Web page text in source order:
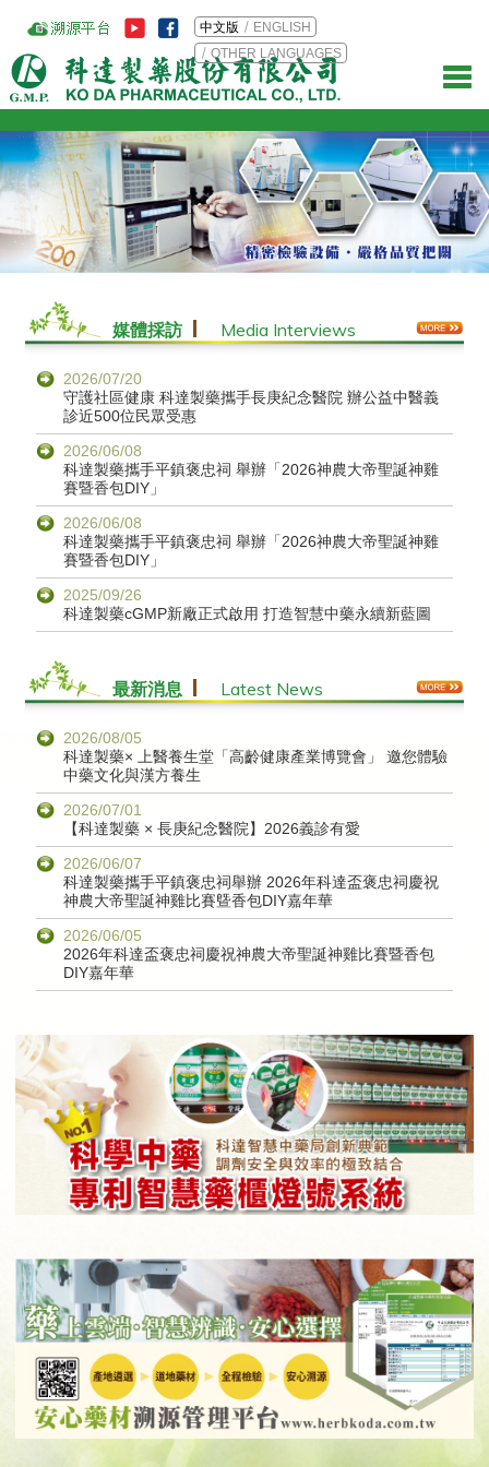
中文版
ENGLISH
OTHER LANGUAGES
媒體採訪 Media Interviews
2026/07/20
守護社區健康 科達製藥攜手長庚紀念醫院 辦公益中醫義
診近500位民眾受惠
2026/06/08
科達製藥攜手平鎮褒忠祠 舉辦「2026神農大帝聖誕神雞
賽暨香包DIY」
2026/06/08
科達製藥攜手平鎮褒忠祠 舉辦「2026神農大帝聖誕神雞
賽暨香包DIY」
2025/09/26
科達製藥cGMP新廠正式啟用 打造智慧中藥永續新藍圖
最新消息 Latest News
2026/08/05
科達製藥× 上醫養生堂「高齡健康產業博覽會」 邀您體驗
中藥文化與漢方養生
2026/07/01
【科達製藥 × 長庚紀念醫院】2026義診有愛
2026/06/07
科達製藥攜手平鎮褒忠祠舉辦 2026年科達盃褒忠祠慶祝
神農大帝聖誕神雞比賽曁香包DIY嘉年華
2026/06/05
2026年科達盃褒忠祠慶祝神農大帝聖誕神雞比賽暨香包
DIY嘉年華